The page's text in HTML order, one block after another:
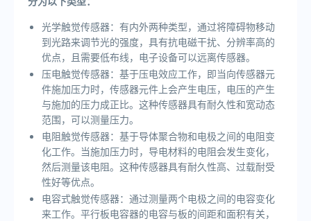
光学触觉传感器：有内外两种类型，通过将障碍物移动
到光路来调节光的强度，具有抗电磁干扰、分辨率高的
优点，且需要低布线，电子设备可以远离传感器。
压电触觉传感器：基于压电效应工作，即当向传感器元
件施加压力时，传感器元件上会产生电压，电压的产生
与施加的压力成正比。这种传感器具有耐久性和宽动态
范围，可以测量压力。
电阻触觉传感器：基于导体聚合物和电极之间的电阻变
化工作。当施加压力时，导电材料的电阻会发生变化，
然后测量该电阻。这种传感器具有耐久性高、过载耐受
性好等优点。
电容式触觉传感器：通过测量两个电极之间的电容变化
来工作。平行板电容器的电容与板的间距和面积有关，